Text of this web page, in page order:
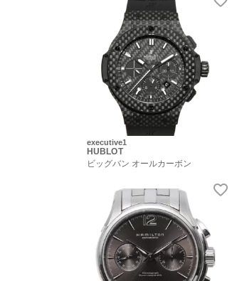
executive1
HUBLOT
ビッグバン オールカーボン